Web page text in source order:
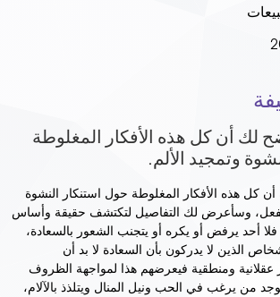
لك أن كل هذه الأفكار المغلوطة
وتمجيد الألم.
كل هذه الأفكار المغلوطة حول استنكار النشوة
وسأعرض لك التفاصيل لتكتشف حقيقة وأساس
فلا أحد يرفض أو يكره أو يتجنب الشعور بالسعادة،
الذين لا يدركون بأن السعادة لا بد أن
عقلانية ومنطقية فيعرضهم هذا لمواجهة الظروف
يوجد من يرغب في الحب ونيل المنال ويتلذذ بالآلام،